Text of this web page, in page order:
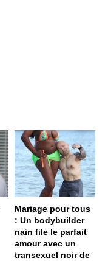
Mariage pour tous
: Un bodybuilder
nain file le parfait
amour avec un
transexuel noir de